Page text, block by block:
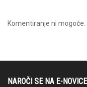
Komentiranje ni mogoče.
NAROČI SE NA E-NOVICE